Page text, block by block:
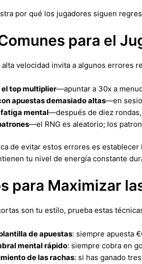
por qué los jugadores siguen
para el
alta velocidad invita a algunos errores
el top multiplier—apuntar a 30x a
apuestas demasiado altas—en
mental—después de diez
—el RNG es aleatorio; los
de evitar estos errores es
tu nivel de energía constante
para Maximizar
son tu estilo, prueba estas
de apuestas: siempre apuesta
mental rápido: siempre cobra en
de las rachas: si has ganado